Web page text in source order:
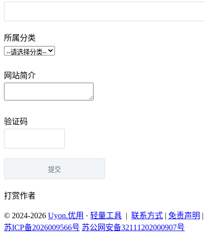
所属分类
网站简介
验证码
提交
打赏作者
© 2024-2026 Uyon.优用 · 轻量工具 | 联系方式 | 免责声明 |
苏ICP备2026009566号 苏公网安备32111202000907号